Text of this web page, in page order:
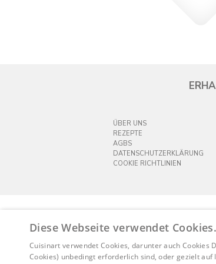
ÜBER UNS
REZEPTE
AGBS
DATENSCHUTZERKLÄRUNG
COOKIE RICHTLINIEN
Diese Webseite verwendet Cookies.
Cuisinart verwendet Cookies, darunter auch
Cookies) unbedingt erforderlich sind, oder gezielt